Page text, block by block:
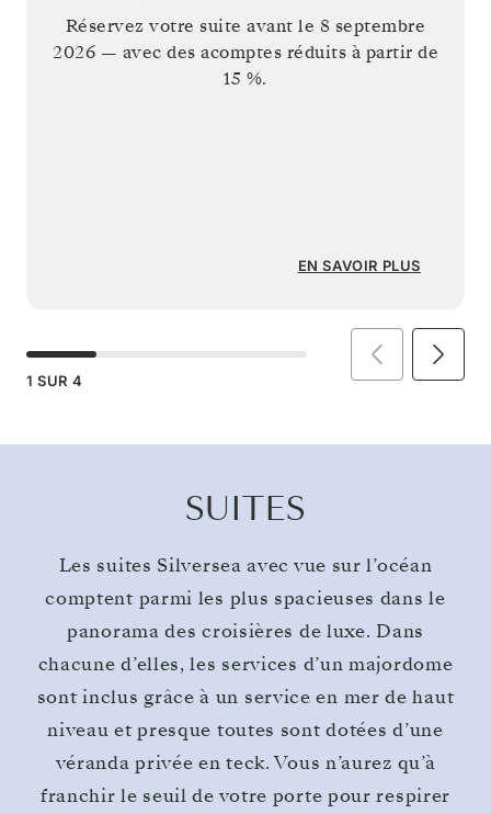
Réservez votre suite avant le 8 septembre
2026 — avec des acomptes réduits à partir de
15 %.
EN SAVOIR PLUS
1 SUR 4
SUITES
Les suites Silversea avec vue sur l’océan
comptent parmi les plus spacieuses dans le
panorama des croisières de luxe. Dans
chacune d’elles, les services d’un majordome
sont inclus grâce à un service en mer de haut
niveau et presque toutes sont dotées d’une
véranda privée en teck. Vous n’aurez qu’à
franchir le seuil de votre porte pour respirer